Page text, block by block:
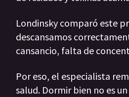
Londinsky comparó este
descansamos
cansancio, falta de
Por eso, el especialista
salud. Dormir bien no es